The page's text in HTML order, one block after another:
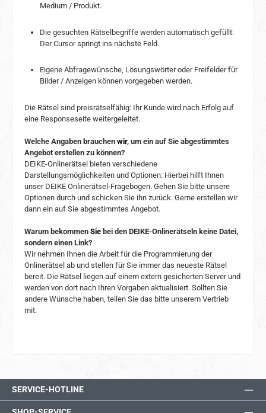
Medium / Produkt.
Die gesuchten Rätselbegriffe werden automatisch gefüllt:
Der Cursor springt ins nächste Feld.
Eigene Abfragewünsche, Lösungswörter oder Freifelder für
Bilder / Anzeigen können vorgegeben werden.
Die Rätsel sind preisrätselfähig: Ihr Kunde wird nach Erfolg auf
eine Responseseite weitergeleitet.
Welche Angaben brauchen wir, um ein auf Sie abgestimmtes
Angebot erstellen zu können?
DEIKE-Onlinerätsel bieten verschiedene
Darstellungsmöglichkeiten und Optionen: Hierbei hilft Ihnen
unser DEIKE Onlinerätsel-Fragebogen. Gehen Sie bitte unsere
Optionen durch und schicken Sie ihn zurück. Gerne erstellen wir
dann ein auf Sie abgestimmtes Angebot.
Warum bekommen Sie bei den DEIKE-Onlinerätseln keine Datei,
sondern einen Link?
Wir nehmen Ihnen die Arbeit für die Programmierung der
Onlinerätsel ab und stellen für Sie immer das neueste Rätsel
bereit. Die Rätsel liegen auf einem extern gesicherten Server und
werden von dort nach Ihren Vorgaben aktualisiert. Sollten Sie
andere Wünsche haben, teilen Sie das bitte unserem Vertrieb
mit.
SERVICE-HOTLINE